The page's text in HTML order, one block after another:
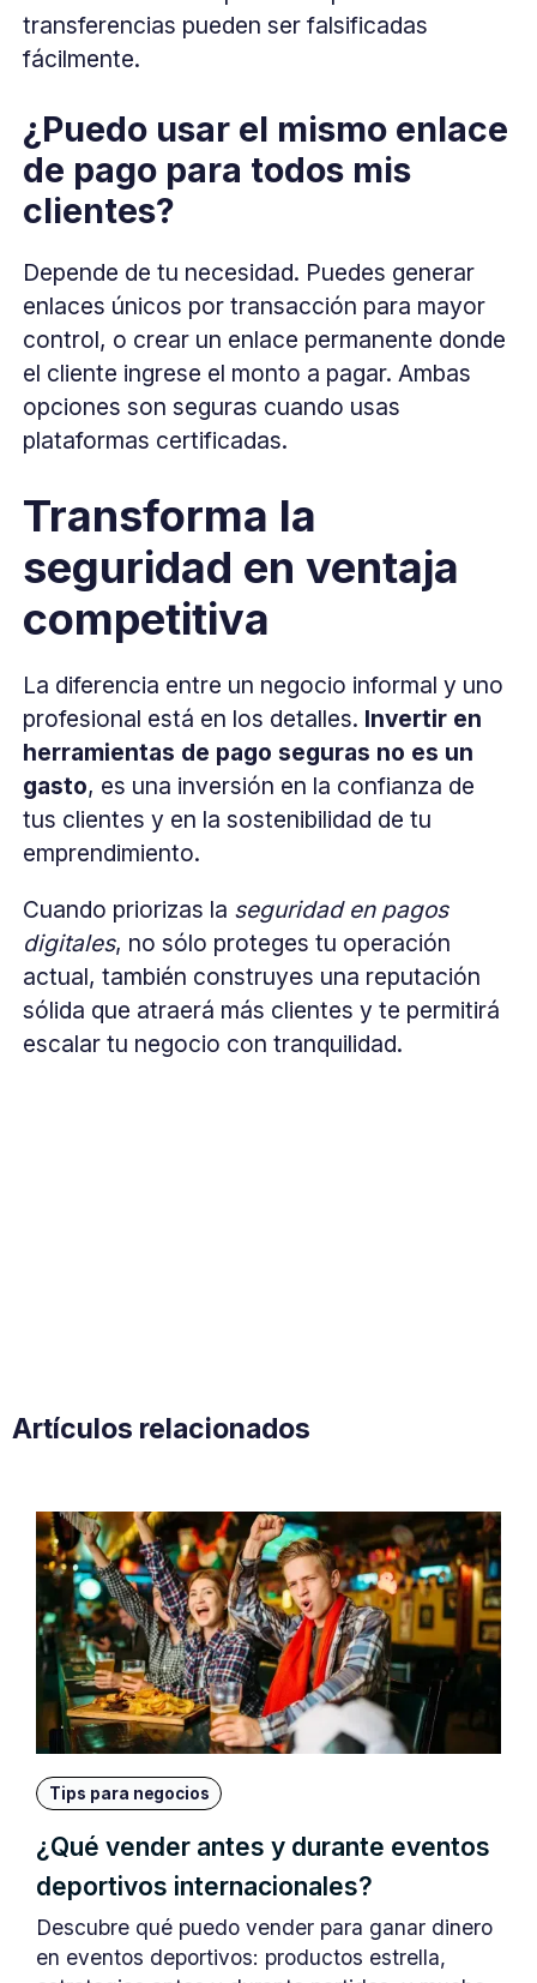
transferencias pueden ser falsificadas
fácilmente.
¿Puedo usar el mismo enlace
de pago para todos mis
clientes?
Depende de tu necesidad. Puedes generar
enlaces únicos por transacción para mayor
control, o crear un enlace permanente donde
el cliente ingrese el monto a pagar. Ambas
opciones son seguras cuando usas
plataformas certificadas.
Transforma la
seguridad en ventaja
competitiva
La diferencia entre un negocio informal y uno
profesional está en los detalles. Invertir en
herramientas de pago seguras no es un
gasto, es una inversión en la confianza de
tus clientes y en la sostenibilidad de tu
emprendimiento.
Cuando priorizas la seguridad en pagos
digitales, no sólo proteges tu operación
actual, también construyes una reputación
sólida que atraerá más clientes y te permitirá
escalar tu negocio con tranquilidad.
Artículos relacionados
Tips para negocios
¿Qué vender antes y durante eventos
deportivos internacionales?
Descubre qué puedo vender para ganar dinero
en eventos deportivos: productos estrella,